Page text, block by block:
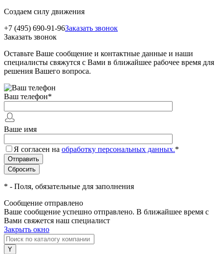
Создаем силу движения
+7 (495) 690-91-96Заказать звонок
Заказать звонок
Оставьте Ваше сообщение и контактные данные и наши
специалисты свяжутся с Вами в ближайшее рабочее время для
решения Вашего вопроса.
Ваш телефон*
Ваше имя
Я согласен на обработку персональных данных.*
* - Поля, обязательные для заполнения
Сообщение отправлено
Ваше сообщение успешно отправлено. В ближайшее время с
Вами свяжется наш специалист
Закрыть окно